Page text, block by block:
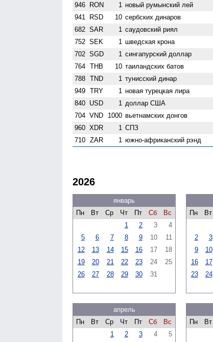
946 RON 1 новый румынский лей
941 RSD 10 сербских динаров
682 SAR 1 саудовский риял
752 SEK 1 шведская крона
702 SGD 1 сингапурский доллар
764 THB 10 таиландских батов
788 TND 1 тунисский динар
949 TRY 1 новая турецкая лира
840 USD 1 доллар США
704 VND 1000 вьетнамских донгов
960 XDR 1 СПЗ
710 ZAR 1 южно-африканский рэнд
2026
январь
Пн
Вт Ср Чт Пт Сб
Вс
1
2 3
4
5
6 7 8 9 10
11
12
13 14 15 16 17
18
19
20 21 22 23 24
25
26
27 28 29 30 31
Пн
Вт
2
3
9
10
16
17
23
24
апрель
Пн
Вт Ср Чт Пт Сб
Вс
1
2 3 4
5
Пн
Вт